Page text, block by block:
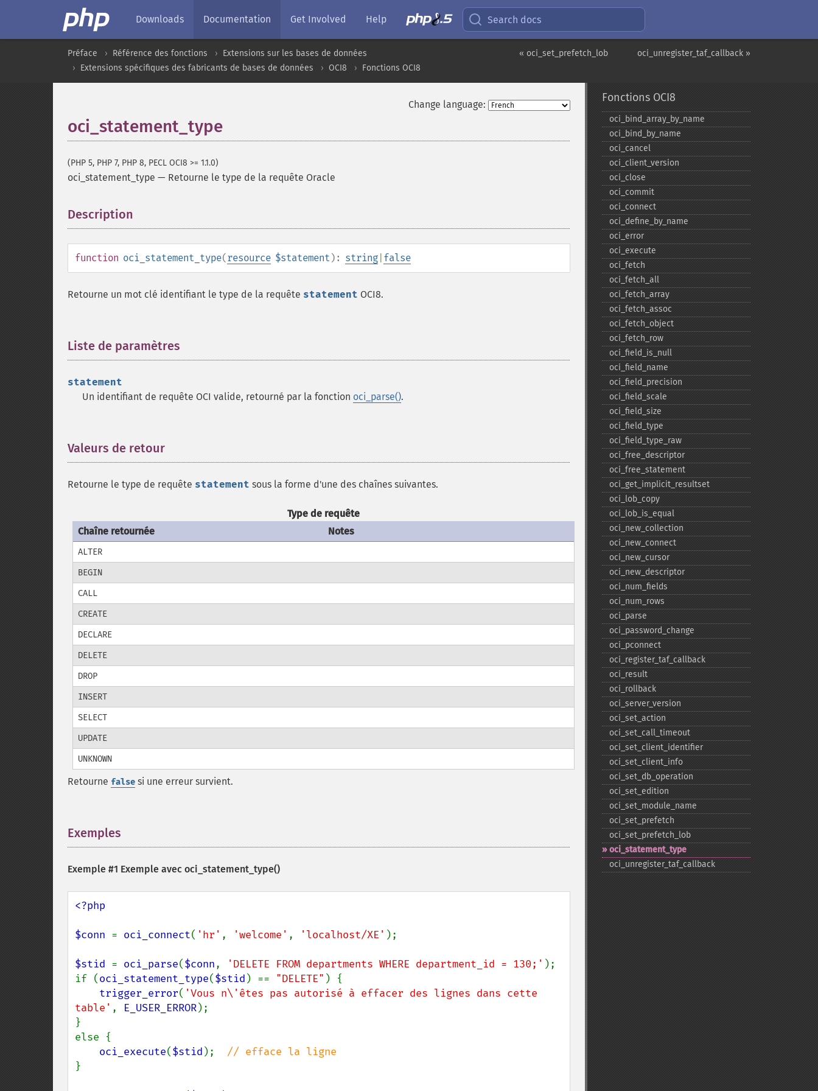
Downloads Documentation Get Involved Help Search docs
oci_unregister_taf_callback »
« oci_set_prefetch_lob
Préface Référence des fonctions
Extensions sur les bases de données
Extensions spécifiques des fabricants de bases de données
OCI8 Fonctions OCI8
Change language:
oci_statement_type
(PHP 5, PHP 7, PHP 8, PECL OCI8 >= 1.1.0)
oci_statement_type — Retourne le type de la requête Oracle
Description
function oci_statement_type(resource $statement ): string false
Retourne un mot clé identifiant le type de la requête statement OCI8.
Liste de paramètres
statement
Un identifiant de requête OCI valide, retourné par la fonction oci_parse().
Valeurs de retour
Retourne le type de requête statement sous la forme d'une des chaînes suivantes.
Type de requête
Chaîne retournée
Notes
ALTER
BEGIN
CALL
CREATE
DECLARE
DELETE
DROP
INSERT
SELECT
UPDATE
UNKNOWN
Retourne false si une erreur survient.
Exemples
Exemple #1 Exemple avec oci_statement_type()
<?php
$conn = oci_connect( 'hr' , 'welcome' , 'localhost/XE' );
$stid = oci_parse($conn, 'DELETE FROM departments WHERE department_id = 130;' );
if (oci_statement_type($stid ) == "DELETE" ) {
trigger_error( 'Vous n\'êtes pas autorisé à effacer des lignes dans cette
table' , E_USER_ERROR);
}
else {
oci_execute($stid );
}
Fonctions OCI8
oci_​bind_​array_​by_​name
oci_​bind_​by_​name
oci_​cancel
oci_​client_​version
oci_​close
oci_​commit
oci_​connect
oci_​define_​by_​name
oci_​error
oci_​execute
oci_​fetch
oci_​fetch_​all
oci_​fetch_​array
oci_​fetch_​assoc
oci_​fetch_​object
oci_​fetch_​row
oci_​field_​is_​null
oci_​field_​name
oci_​field_​precision
oci_​field_​scale
oci_​field_​size
oci_​field_​type
oci_​field_​type_​raw
oci_​free_​descriptor
oci_​free_​statement
oci_​get_​implicit_​resultset
oci_​lob_​copy
oci_​lob_​is_​equal
oci_​new_​collection
oci_​new_​connect
oci_​new_​cursor
oci_​new_​descriptor
oci_​num_​fields
oci_​num_​rows
oci_​parse
oci_​password_​change
oci_​pconnect
oci_​register_​taf_​callback
oci_​result
oci_​rollback
oci_​server_​version
oci_​set_​action
oci_​set_​call_​timeout
oci_​set_​client_​identifier
oci_​set_​client_​info
oci_​set_​db_​operation
oci_​set_​edition
oci_​set_​module_​name
oci_​set_​prefetch
oci_​set_​prefetch_​lob
oci_​statement_​type
oci_​unregister_​taf_​callback